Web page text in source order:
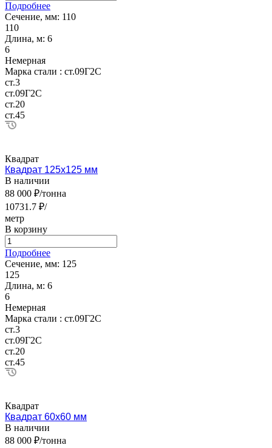
Подробнее
Сечение, мм: 110
110
Длина, м: 6
6
Немерная
Марка стали : ст.09Г2С
ст.3
ст.09Г2С
ст.20
ст.45
Квадрат
Квадрат 125х125 мм
В наличии
88 000 ₽/тонна
10731.7 ₽/
метр
В корзину
Подробнее
Сечение, мм: 125
125
Длина, м: 6
6
Немерная
Марка стали : ст.09Г2С
ст.3
ст.09Г2С
ст.20
ст.45
Квадрат
Квадрат 60х60 мм
В наличии
88 000 ₽/тонна